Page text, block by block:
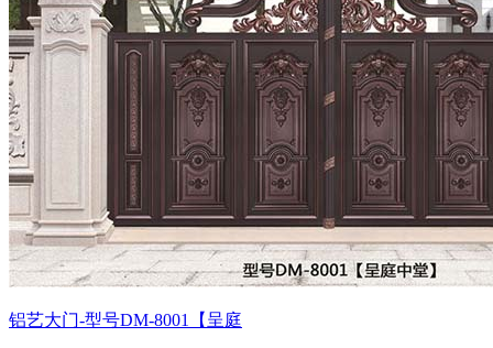
铝艺大门-型号DM-8001【呈庭